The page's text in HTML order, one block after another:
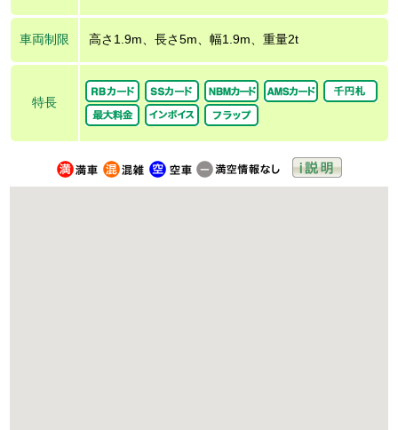
車両制限 高さ1.9m、長さ5m、幅1.9m、重量2t
特長